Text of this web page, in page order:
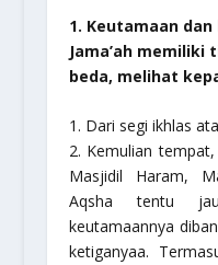
1. Keutamaan
Jama’ah
beda, melihat
1. Dari segi ikhlas
2. Kemulian
Masjidil Haram,
Aqsha tentu
keutamaannya
ketiganyaa.